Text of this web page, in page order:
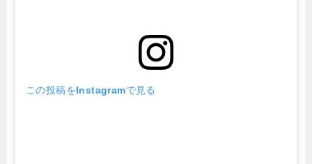
この投稿をInstagramで見る